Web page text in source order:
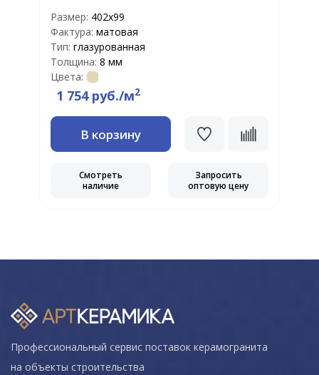
Размер: 402x99
Фактура: матовая
Тип: глазурованная
Толщина: 8 мм
Цвета:
1 754 руб./м2
В корзину
Смотреть
наличие
Запросить
оптовую цену
Профессиональный сервис поставок керамогранита
на объекты строительства